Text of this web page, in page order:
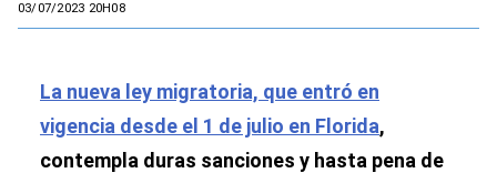
03/07/2023 20H08
La nueva ley migratoria, que entró en
vigencia desde el 1 de julio en Florida,
contempla duras sanciones y hasta pena de